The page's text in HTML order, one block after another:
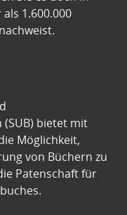
1.600.000
bietet mit
Möglichkeit,
von Büchern zu
Patenschaft für